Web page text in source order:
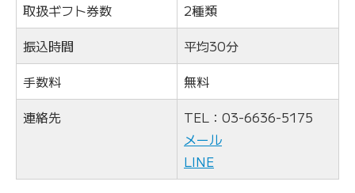
取扱ギフト券数
2種類
振込時間
平均30分
手数料
無料
連絡先
TEL：03-6636-5175
メール
LINE